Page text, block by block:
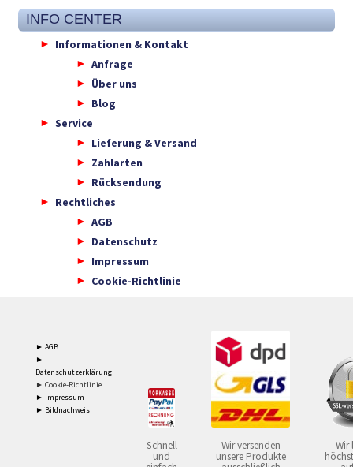
INFO CENTER
Informationen & Kontakt
Anfrage
Über uns
Blog
Service
Lieferung & Versand
Zahlarten
Rücksendung
Rechtliches
AGB
Datenschutz
Impressum
Cookie-Richtlinie
► AGB
►
Datenschutzerklärung
► Cookie-Richtlinie
► Impressum
► Bildnachweis
Schnell
und
Wir versenden
unsere Produkte
Wir